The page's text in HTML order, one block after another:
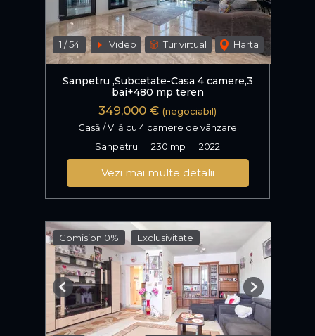
1 /54 Video Tur virtual Harta
Sanpetru ,Subcetate-Casa 4 camere,3
bai+480 mp teren
349,000 € (negociabil)
Casă / Vilă cu 4 camere de vânzare
Sanpetru
230 mp 2022
Vezi mai multe detalii
Comision 0% Exclusivitate
Previous Next